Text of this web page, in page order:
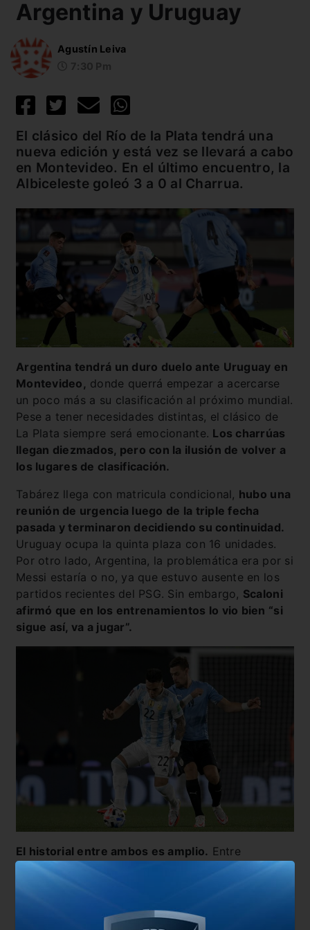
Argentina y Uruguay
Agustín Leiva
El clásico del Río de la Plata tendrá una
nueva edición y está vez se llevará a cabo
en Montevideo. En el último encuentro, la
Albiceleste goleó 3 a 0 al Charrua.
Argentina tendrá un duro duelo ante Uruguay en
Montevideo, donde querrá empezar a acercarse
un poco más a su clasificación al próximo mundial.
Pese a tener necesidades distintas, el clásico de
La Plata siempre será emocionante. Los charrúas
llegan diezmados, pero con la ilusión de volver a
los lugares de clasificación.
Tabárez llega con matricula condicional, hubo una
reunión de urgencia luego de la triple fecha
pasada y terminaron decidiendo su continuidad.
Uruguay ocupa la quinta plaza con 16 unidades.
Por otro lado, Argentina, la problemática era por si
Messi estaría o no, ya que estuvo ausente en los
partidos recientes del PSG. Sin embargo, Scaloni
afirmó que en los entrenamientos lo vio bien “si
sigue así, va a jugar”.
El historial entre ambos es amplio. Entre
amistosos, Mundiales, Eliminatorias, Copas
Argentina, 48 empates y 57 victorias para